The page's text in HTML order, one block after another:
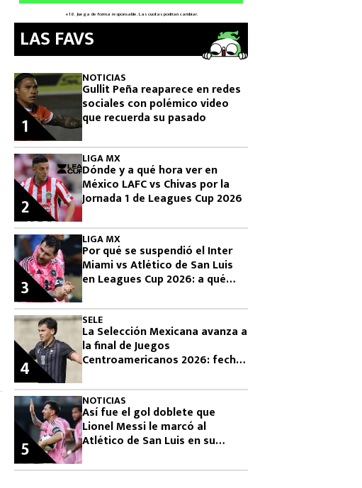
LAS FAVS
NOTICIAS
Gullit Peña reaparece en redes
sociales con polémico video
que recuerda su pasado
1
LIGA MX
Dónde y a qué hora ver en
México LAFC vs Chivas por la
Jornada 1 de Leagues Cup 2026
2
LIGA MX
Por qué se suspendió el Inter
Miami vs Atlético de San Luis
en Leagues Cup 2026: a qué
3
SELE
La Selección Mexicana avanza a
la final de Juegos
Centroamericanos 2026: fecha,
4
NOTICIAS
Así fue el gol doblete que
Lionel Messi le marcó al
Atlético de San Luis en su
5